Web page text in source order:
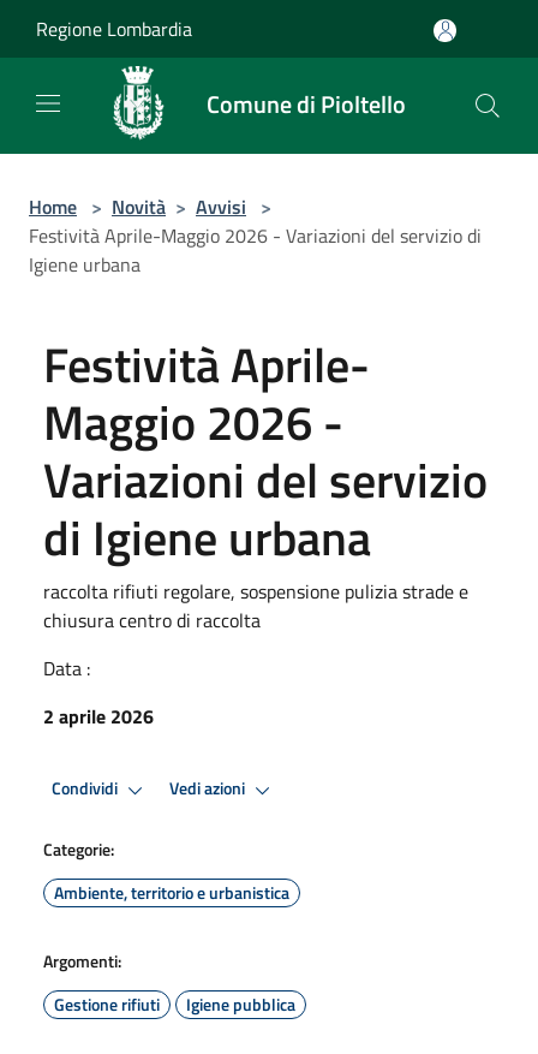
Regione Lombardia
Comune di Pioltello
Home > Novità > Avvisi >
Festività Aprile-Maggio 2026 - Variazioni del servizio di
Igiene urbana
Festività Aprile-
Maggio 2026 -
Variazioni del servizio
di Igiene urbana
raccolta rifiuti regolare, sospensione pulizia strade e
chiusura centro di raccolta
Data :
2 aprile 2026
Condividi Vedi azioni
Categorie:
Ambiente, territorio e urbanistica
Argomenti:
Gestione rifiuti
Igiene pubblica